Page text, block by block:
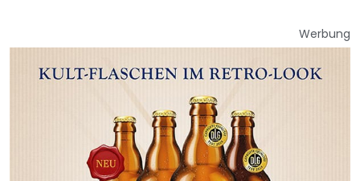
Werbung